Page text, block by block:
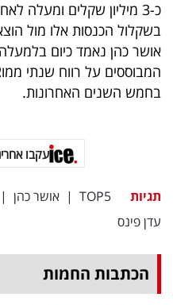
כ-3 מיליון שקלים ומעלה
בשקלול הכנסות אלו מול
בחמש השנים האחרונות.
עקבו
תגיות TOP5
| אושר כהן |
עדן פינס
הכתבות החמות